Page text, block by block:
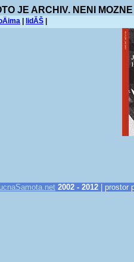
JE ARCHIV. NENI
lidĂŠ
2002 - 2012 | prostor